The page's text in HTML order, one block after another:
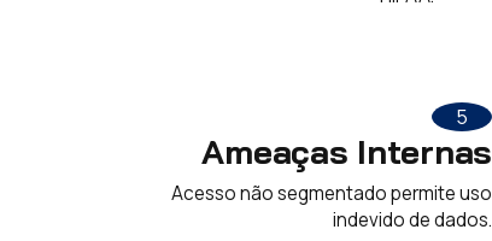
5
Ameaças Internas
Acesso não segmentado permite uso
indevido de dados.